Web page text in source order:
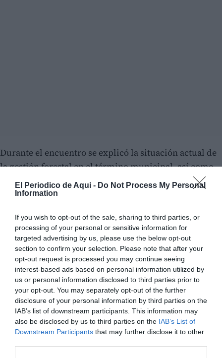
El Periodico de Aqui - Do Not Process My Personal
Information
If you wish to opt-out of the sale, sharing to third parties, or
processing of your personal or sensitive information for
targeted advertising by us, please use the below opt-out
section to confirm your selection. Please note that after your
opt-out request is processed you may continue seeing
interest-based ads based on personal information utilized by
us or personal information disclosed to third parties prior to
your opt-out. You may separately opt-out of the further
disclosure of your personal information by third parties on the
IAB’s list of downstream participants. This information may
also be disclosed by us to third parties on the IAB’s List of
Downstream Participants that may further disclose it to other
Durante el encuentro se explicó la situación actual de
la gestión forestal en el término municipal, así como
las dificultades existentes para actuar sobre parcelas
privadas debido a cuestiones administrativas y de
unaestrategia de gestión unificadaque permita tratar
el monte como una única unidad biológica y
territorial, mejorando así laprevención de incendios
forestalesy elcontrol de plagas.
El Ayuntamiento subrayó además la necesidad de
mantener unpaisaje cuidado y una masa forestal
sana, tanto por motivos ambientales como por su
repercusión en labiodiversidad, elturismo
sostenibley laconservación del patrimonio